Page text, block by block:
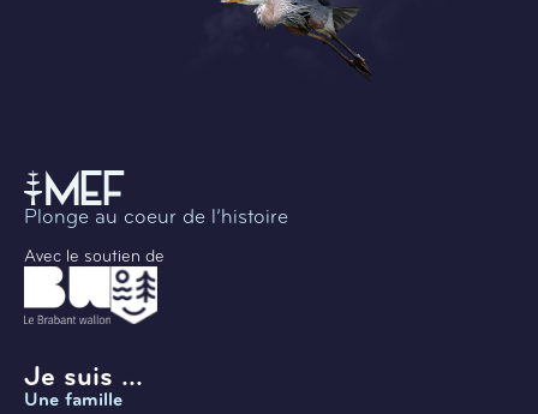
Plonge au coeur de l’histoire
Avec le soutien de
Je suis ...
Une famille